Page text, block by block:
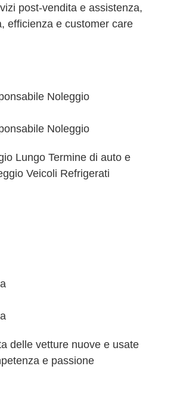
post‑vendita e assistenza,
efficienza e customer care
Noleggio
Noleggio
Lungo Termine di auto e
Veicoli Refrigerati
delle vetture nuove e usate
e passione